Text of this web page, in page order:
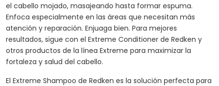
el cabello mojado, masajeando hasta formar espuma.
Enfoca especialmente en las áreas que necesitan más
atención y reparación. Enjuaga bien. Para mejores
resultados, sigue con el Extreme Conditioner de Redken y
otros productos de la línea Extreme para maximizar la
fortaleza y salud del cabello.
El Extreme Shampoo de Redken es la solución perfecta para